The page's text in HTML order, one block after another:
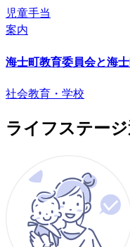
児童手当
案内
海士町教育委員会と海
社会教育・学校
ライフステー